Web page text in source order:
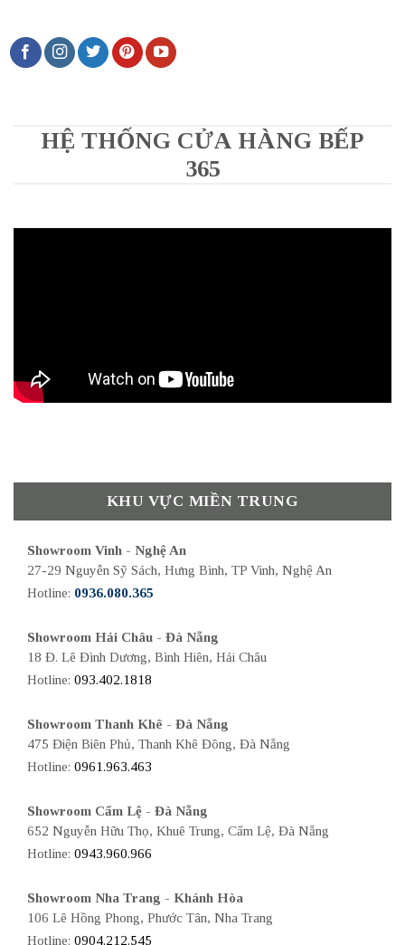
HỆ THỐNG CỬA HÀNG BẾP
365
KHU VỰC MIỀN TRUNG
Showroom Vinh - Nghệ An
27-29 Nguyễn Sỹ Sách, Hưng Bình, TP Vinh, Nghệ An
Hotline: 0936.080.365
Showroom Hải Châu - Đà Nẵng
18 Đ. Lê Đình Dương, Bình Hiên, Hải Châu
Hotline: 093.402.1818
Showroom Thanh Khê - Đà Nẵng
475 Điện Biên Phủ, Thanh Khê Đông, Đà Nẵng
Hotline: 0961.963.463
Showroom Cẩm Lệ - Đà Nẵng
652 Nguyễn Hữu Thọ, Khuê Trung, Cẩm Lệ, Đà Nẵng
Hotline: 0943.960.966
Showroom Nha Trang - Khánh Hòa
106 Lê Hồng Phong, Phước Tân, Nha Trang
Hotline: 0904.212.545